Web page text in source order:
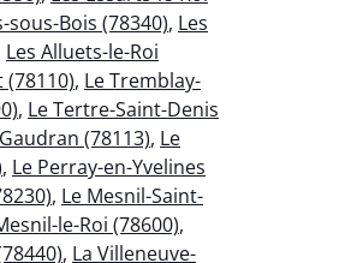
sous-Bois (78340), Les
Les Alluets-le-Roi
(78110), Le Tremblay-
, Le Tertre-Saint-Denis
(78113), Le
, Le Perray-en-Yvelines
, Le Mesnil-Saint-
le-Roi (78600),
, La Villeneuve-